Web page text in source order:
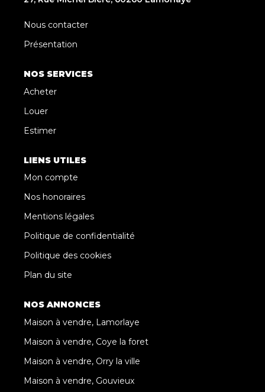
Nous contacter
Présentation
NOS SERVICES
Acheter
Louer
Estimer
LIENS UTILES
Mon compte
Nos honoraires
Mentions légales
Politique de confidentialité
Politique des cookies
Plan du site
NOS ANNONCES
Maison à vendre, Lamorlaye
Maison à vendre, Coye la foret
Maison à vendre, Orry la ville
Maison à vendre, Gouvieux